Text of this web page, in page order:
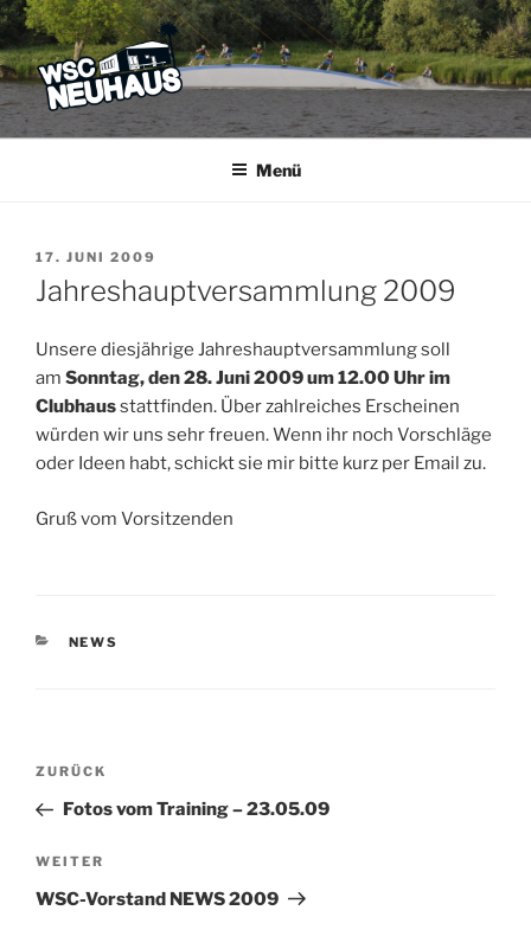
Zum
Inhalt
springen
WSC NEUHAUS
Der Verein mit dem Haus am See
Menü
VERÖFFENTLICHT
AM
17. JUNI 2009
Jahreshauptversammlung 2009
Unsere diesjährige Jahreshauptversammlung soll
am Sonntag, den 28. Juni 2009 um 12.00 Uhr im
Clubhausstattfinden. Über zahlreiches Erscheinen
würden wir uns sehr freuen.Wenn ihr noch Vorschläge
oder Ideen habt, schickt sie mir bitte kurz per Email zu.
Gruß vom Vorsitzenden
KATEGORIEN
NEWS
Beitragsnavigation
Vorheriger
Beitrag
ZURÜCK
Fotos vom Training – 23.05.09
Nächster
Beitrag
WEITER
WSC-Vorstand NEWS 2009